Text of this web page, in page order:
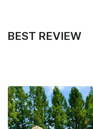
BEST REVIEW